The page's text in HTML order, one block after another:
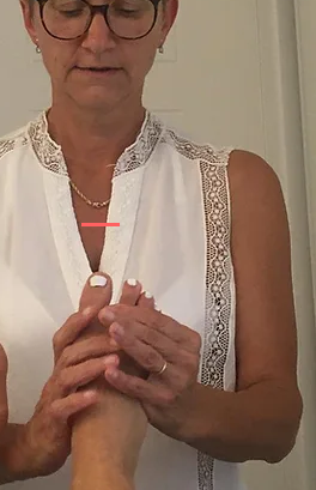
Street, San Francisco, CA 94158